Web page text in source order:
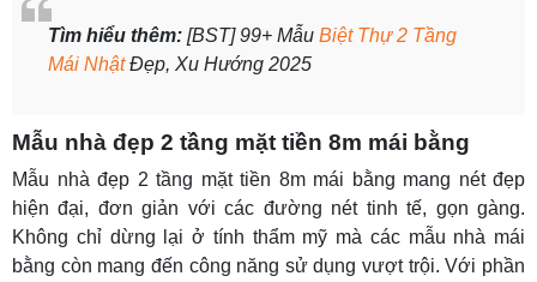
Tìm hiểu thêm: [BST] 99+ Mẫu Biệt Thự 2 Tầng
Mái NhậtĐẹp, Xu Hướng 2025
Mẫu nhà đẹp 2 tầng mặt tiền 8m mái bằng
Mẫu nhà đẹp 2 tầng mặt tiền 8m mái bằng mang nét đẹp
hiện đại, đơn giản với các đường nét tinh tế, gọn gàng.
Không chỉ dừng lại ở tính thẩm mỹ mà các mẫu nhà mái
bằng còn mang đến công năng sử dụng vượt trội. Với phần